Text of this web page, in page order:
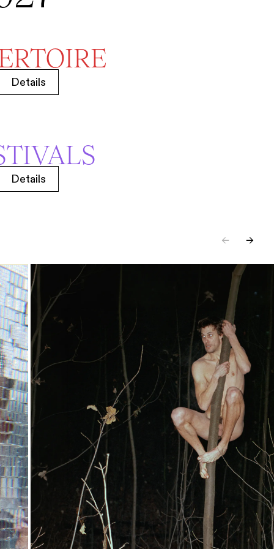
Details
Details
← →